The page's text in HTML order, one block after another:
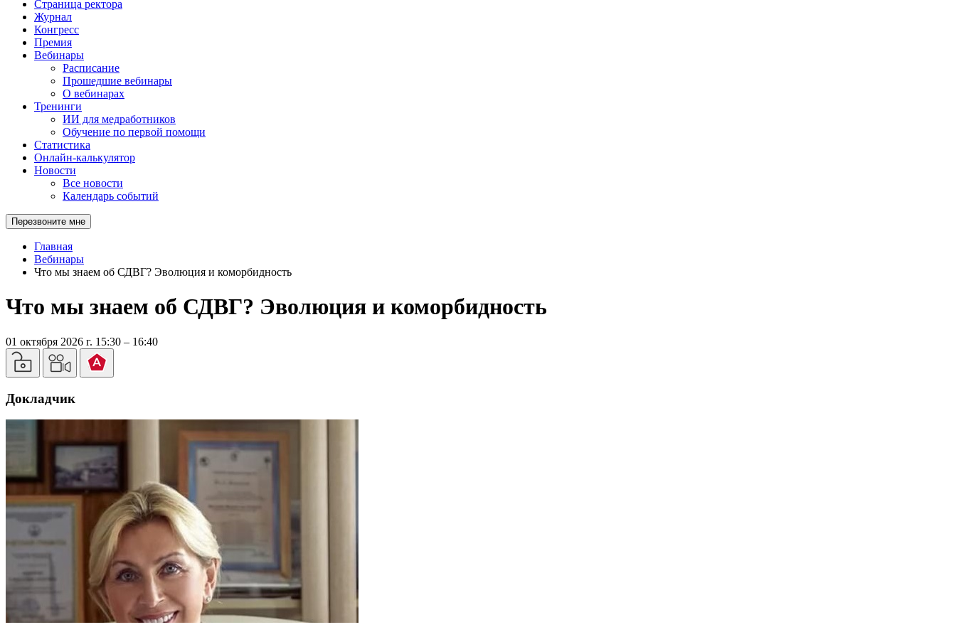
Страница ректора
Журнал
Конгресс
Премия
Вебинары
Расписание
Прошедшие вебинары
О вебинарах
Тренинги
ИИ для медработников
Обучение по первой помощи
Статистика
Онлайн-калькулятор
Новости
Все новости
Календарь событий
Перезвоните мне
Главная
Вебинары
Что мы знаем об СДВГ? Эволюция и коморбидность
Что мы знаем об СДВГ? Эволюция и коморбидность
01 октября 2026 г. 15:30 – 16:40
Докладчик